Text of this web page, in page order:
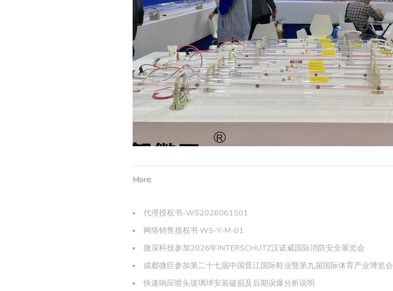
More:
代理授权书-WS2026061501
网络销售授权书 WS-Y-M-01
微深科技参加2026年INTERSCHUTZ汉诺威国际消防安全展览会
成都微巨参加第二十七届中国晋江国际鞋业暨第九届国际体育产业博览会
快速响应喷头玻璃球安装破损及后期误爆分析说明